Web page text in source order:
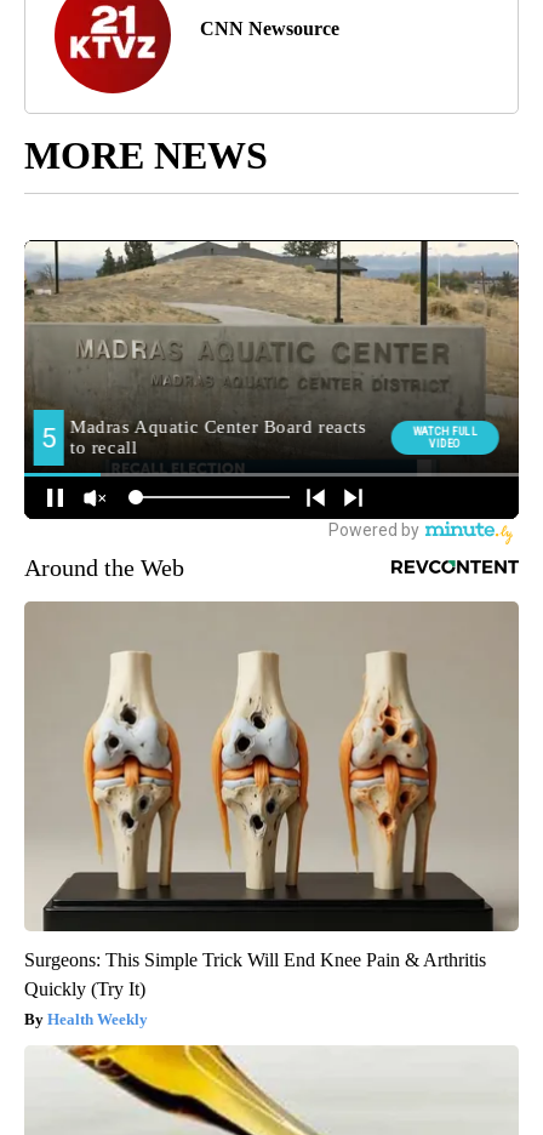
CNN Newsource
MORE NEWS
Around the Web
Surgeons: This Simple Trick Will End Knee Pain & Arthritis
Quickly (Try It)
Health Weekly